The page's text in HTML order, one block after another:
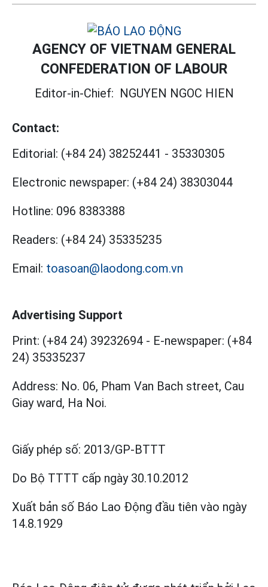
AGENCY OF VIETNAM GENERAL
CONFEDERATION OF LABOUR
Editor-in-Chief: NGUYEN NGOC HIEN
Contact:
Editorial: (+84 24) 38252441 - 35330305
Electronic newspaper: (+84 24) 38303044
Hotline: 096 8383388
Readers: (+84 24) 35335235
Email: toasoan@laodong.com.vn
Advertising Support
Print: (+84 24) 39232694 - E-newspaper: (+84
24) 35335237
Address: No. 06, Pham Van Bach street, Cau
Giay ward, Ha Noi.
Giấy phép số: 2013/GP-BTTT
Do Bộ TTTT cấp ngày 30.10.2012
Xuất bản số Báo Lao Động đầu tiên vào ngày
14.8.1929